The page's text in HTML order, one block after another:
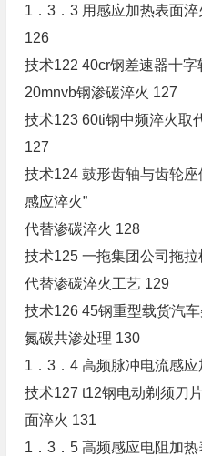
1．3．3 用感应加热表面
126
技术122 40cr钢差速器十
20mnvb钢渗碳淬火 127
技术123 60ti钢中频淬火取
127
技术124 鼓形齿轴与齿轮座
感应淬火”
代替渗碳淬火 128
技术125 一拖集团公司拖
代替渗碳淬火工艺 129
技术126 45钢重型载货汽
氮碳共渗处理 130
1．3．4 高频脉冲电流感
技术127 t12钢电动剃须刀
面淬火 131
1．3．5 高频感应电阻加